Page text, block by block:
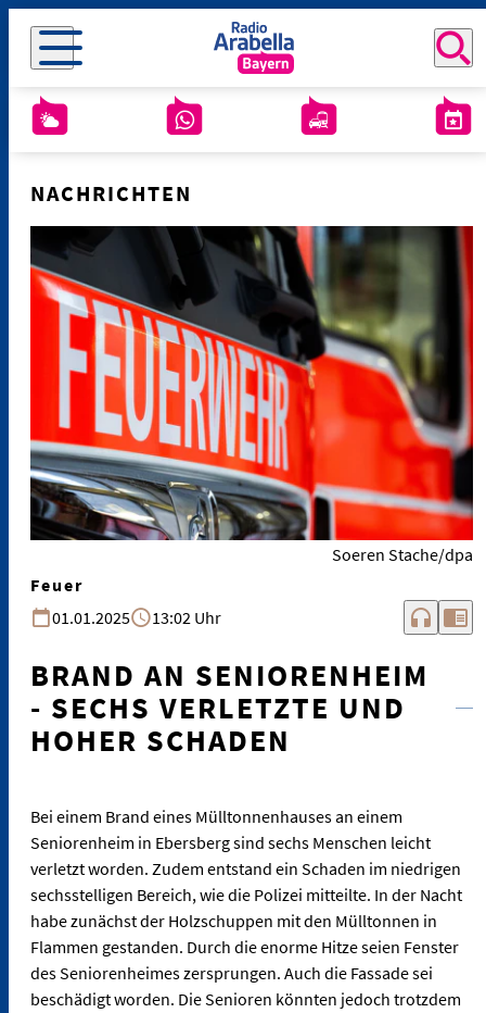
NACHRICHTEN
Soeren Stache/dpa
Feuer
01.01.2025
13:02 Uhr headphones chrome_reader_mode
BRAND AN SENIORENHEIM
- SECHS VERLETZTE UND
HOHER SCHADEN
Bei einem Brand eines Mülltonnenhauses an einem
Seniorenheim in Ebersberg sind sechs Menschen leicht
verletzt worden. Zudem entstand ein Schaden im niedrigen
sechsstelligen Bereich, wie die Polizei mitteilte. In der Nacht
habe zunächst der Holzschuppen mit den Mülltonnen in
Flammen gestanden. Durch die enorme Hitze seien Fenster
des Seniorenheimes zersprungen. Auch die Fassade sei
beschädigt worden. Die Senioren könnten jedoch trotzdem